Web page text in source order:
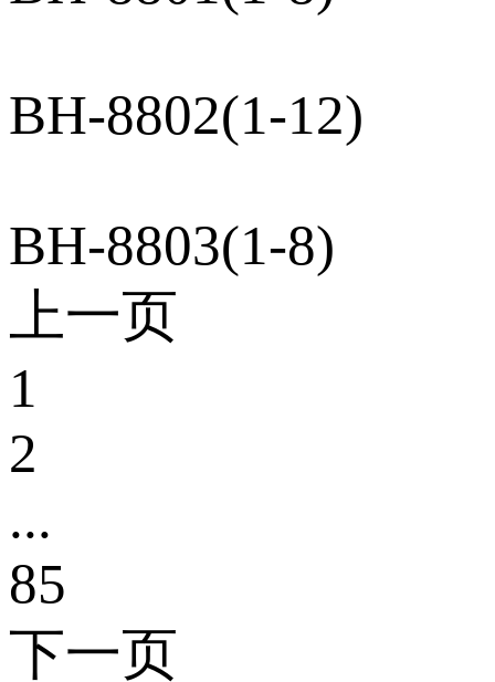
BH-8802(1-12)
BH-8803(1-8)
上一页
1
2
...
85
下一页